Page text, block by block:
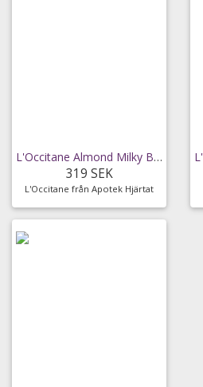
L'Occitane Almond Milky Bath 500 ml
319 SEK
L'Occitane från Apotek Hjärtat